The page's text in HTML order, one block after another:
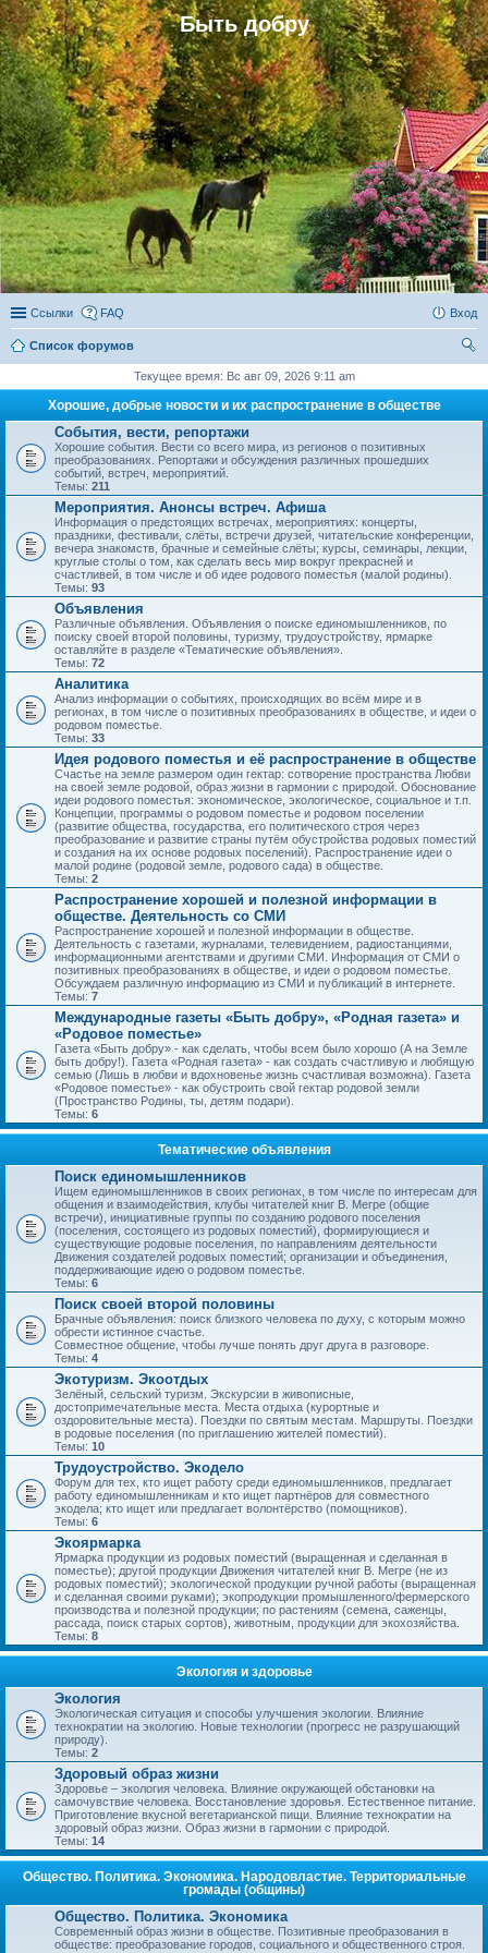
Быть добру
Ссылки FAQ Вход
Список форумов
Текущее время: Вс авг 09, 2026 9:11 am
Хорошие, добрые новости и их распространение в обществе
События, вести, репортажи
Хорошие события. Вести со всего мира, из регионов о позитивных
преобразованиях. Репортажи и обсуждения различных прошедших
событий, встреч, мероприятий.
Темы: 211
Мероприятия. Анонсы встреч. Афиша
Информация о предстоящих встречах, мероприятиях: концерты,
праздники, фестивали, слёты, встречи друзей, читательские конференции,
вечера знакомств, брачные и семейные слёты; курсы, семинары, лекции,
круглые столы о том, как сделать весь мир вокруг прекрасней и
счастливей, в том числе и об идее родового поместья (малой родины).
Темы: 93
Объявления
Различные объявления. Объявления о поиске единомышленников, по
поиску своей второй половины, туризму, трудоустройству, ярмарке
оставляйте в разделе «Тематические объявления».
Темы: 72
Аналитика
Анализ информации о событиях, происходящих во всём мире и в
регионах, в том числе о позитивных преобразованиях в обществе, и идеи о
родовом поместье.
Темы: 33
Идея родового поместья и её распространение в обществе
Счастье на земле размером один гектар: сотворение пространства Любви
на своей земле родовой, образ жизни в гармонии с природой. Обоснование
идеи родового поместья: экономическое, экологическое, социальное и т.п.
Концепции, программы о родовом поместье и родовом поселении
(развитие общества, государства, его политического строя через
преобразование и развитие страны путём обустройства родовых поместий
и создания на их основе родовых поселений). Распространение идеи о
малой родине (родовой земле, родового сада) в обществе.
Темы: 2
Распространение хорошей и полезной информации в
обществе. Деятельность со СМИ
Распространение хорошей и полезной информации в обществе.
Деятельность с газетами, журналами, телевидением, радиостанциями,
информационными агентствами и другими СМИ. Информация от СМИ о
позитивных преобразованиях в обществе, и идеи о родовом поместье.
Обсуждаем различную информацию из СМИ и публикаций в интернете.
Темы: 7
Международные газеты «Быть добру», «Родная газета» и
«Родовое поместье»
Газета «Быть добру» - как сделать, чтобы всем было хорошо (А на Земле
быть добру!). Газета «Родная газета» - как создать счастливую и любящую
семью (Лишь в любви и вдохновенье жизнь счастливая возможна). Газета
«Родовое поместье» - как обустроить свой гектар родовой земли
(Пространство Родины, ты, детям подари).
Темы: 6
Тематические объявления
Поиск единомышленников
Ищем единомышленников в своих регионах, в том числе по интересам для
общения и взаимодействия, клубы читателей книг В. Мегре (общие
встречи), инициативные группы по созданию родового поселения
(поселения, состоящего из родовых поместий), формирующиеся и
существующие родовые поселения, по направлениям деятельности
Движения создателей родовых поместий; организации и объединения,
поддерживающие идею о родовом поместье.
Темы: 6
Поиск своей второй половины
Брачные объявления: поиск близкого человека по духу, с которым можно
обрести истинное счастье.
Совместное общение, чтобы лучше понять друг друга в разговоре.
Темы: 4
Экотуризм. Экоотдых
Зелёный, сельский туризм. Экскурсии в живописные,
достопримечательные места. Места отдыха (курортные и
оздоровительные места). Поездки по святым местам. Маршруты. Поездки
в родовые поселения (по приглашению жителей поместий).
Темы: 10
Трудоустройство. Экодело
Форум для тех, кто ищет работу среди единомышленников, предлагает
работу единомышленникам и кто ищет партнёров для совместного
экодела; кто ищет или предлагает волонтёрство (помощников).
Темы: 6
Экоярмарка
Ярмарка продукции из родовых поместий (выращенная и сделанная в
поместье); другой продукции Движения читателей книг В. Мегре (не из
родовых поместий); экологической продукции ручной работы (выращенная
и сделанная своими руками); экопродукции промышленного/фермерского
производства и полезной продукции; по растениям (семена, саженцы,
рассада, поиск старых сортов), животным, продукции для экохозяйства.
Темы: 8
Экология и здоровье
Экология
Экологическая ситуация и способы улучшения экологии. Влияние
технократии на экологию. Новые технологии (прогресс не разрушающий
природу).
Темы: 2
Здоровый образ жизни
Здоровье – экология человека. Влияние окружающей обстановки на
самочувствие человека. Восстановление здоровья. Естественное питание.
Приготовление вкусной вегетарианской пищи. Влияние технократии на
здоровый образ жизни. Образ жизни в гармонии с природой.
Темы: 14
Общество. Политика. Экономика. Народовластие. Территориальные
громады (общины)
Общество. Политика. Экономика
Современный образ жизни в обществе. Позитивные преобразования в
обществе: преобразование городов, социального и общественного строя.